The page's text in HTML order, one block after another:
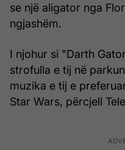
se një aligator nga
ngjashëm.
I njohur si "Darth
strofulla e tij në
muzika e tij e
Star Wars, përcjell